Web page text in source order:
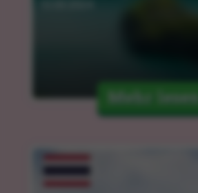
Mehr lesen